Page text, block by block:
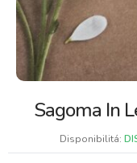
Sagoma In
Disponibilitá: